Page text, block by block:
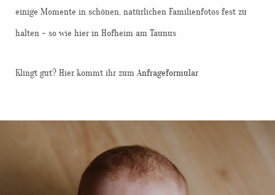
einige Momente in schönen, natürlichen Familienfotos fest zu
halten – so wie hier in Hofheim am Taunus
Klingt gut? Hier kommt ihr zum Anfrageformular